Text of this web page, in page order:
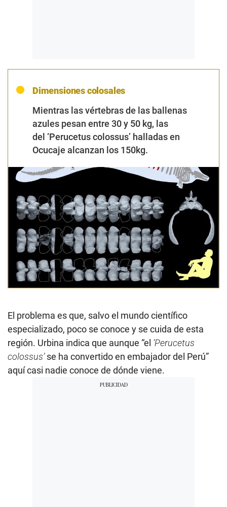
Dimensiones colosales
Mientras las vértebras de las ballenas
azules pesan entre 30 y 50 kg, las
del ‘Perucetus colossus’ halladas en
Ocucaje alcanzan los 150kg.
El problema es que, salvo el mundo científico
especializado, poco se conoce y se cuida de esta
región. Urbina indica que aunque “el ‘Perucetus
colossus’se ha convertido en embajador del Perú”
aquí casi nadie conoce de dónde viene.